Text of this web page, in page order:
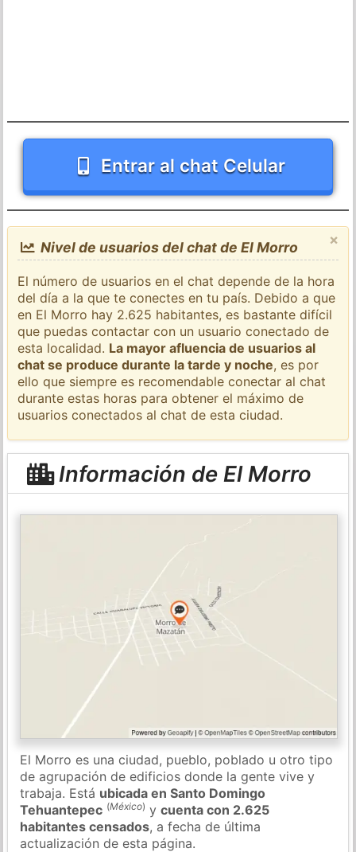
Entrar al chat Celular
×
Nivel de usuarios del chat de El Morro
El número de usuarios en el chat depende de la hora
del día a la que te conectes en tu país. Debido a que
en El Morro hay 2.625 habitantes, es bastante difícil
que puedas contactar con un usuario conectado de
esta localidad. La mayor afluencia de usuarios al
chat se produce durante la tarde y noche, es por
ello que siempre es recomendable conectar al chat
durante estas horas para obtener el máximo de
usuarios conectados al chat de esta ciudad.
Información de El Morro
El Morro es una ciudad, pueblo, poblado u otro tipo
de agrupación de edificios donde la gente vive y
trabaja. Está ubicada en Santo Domingo
Tehuantepec (México) ycuenta con 2.625
habitantes censados, a fecha de última
actualización de esta página.